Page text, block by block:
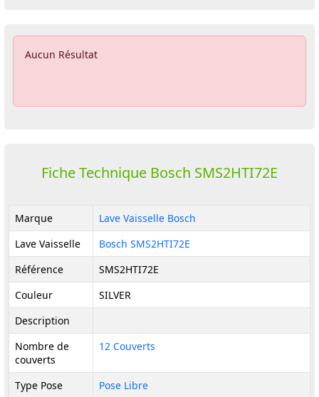
Aucun Résultat
Fiche Technique Bosch SMS2HTI72E
Marque
Lave Vaisselle Bosch
Lave Vaisselle
Bosch SMS2HTI72E
Référence
SMS2HTI72E
Couleur
SILVER
Description
Nombre de
couverts
12 Couverts
Type Pose
Pose Libre